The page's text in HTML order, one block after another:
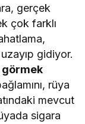
gerçek
çok farklı
gidiyor.
rüya
mevcut
sigara